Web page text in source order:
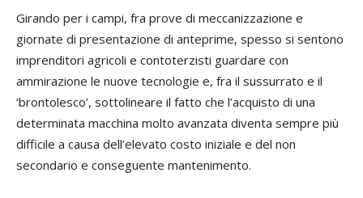
Girando per i campi, fra prove di meccanizzazione e
giornate di presentazione di anteprime, spesso si sentono
imprenditori agricoli e contoterzisti guardare con
ammirazione le nuove tecnologie e, fra il sussurrato e il
‘brontolesco’, sottolineare il fatto che l’acquisto di una
determinata macchina molto avanzata diventa sempre più
difficile a causa dell’elevato costo iniziale e del non
secondario e conseguente mantenimento.